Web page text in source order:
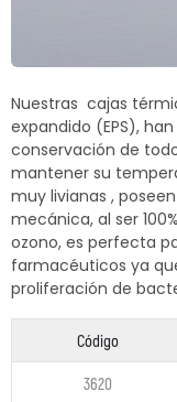
Nuestras cajas
expandido (EPS),
conservación de
mantener su
muy livianas ,
mecánica, al ser
ozono, es perfecta
farmacéuticos ya
proliferación de
Código
3620